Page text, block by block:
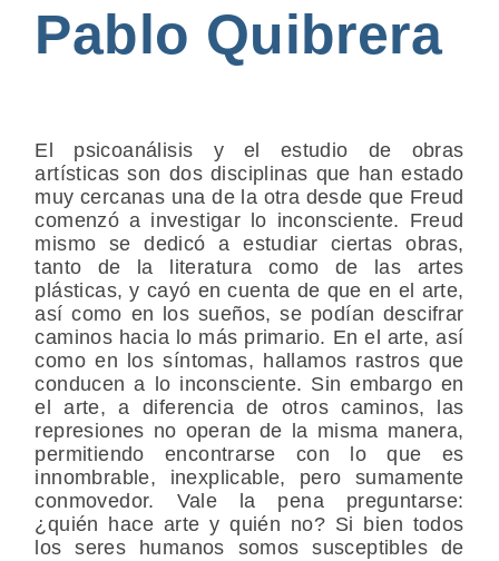
Pablo Quibrera
El psicoanálisis y el estudio de obras
artísticas son dos disciplinas que han estado
muy cercanas una de la otra desde que Freud
comenzó a investigar lo inconsciente. Freud
mismo se dedicó a estudiar ciertas obras,
tanto de la literatura como de las artes
plásticas, y cayó en cuenta de que en el arte,
así como en los sueños, se podían descifrar
caminos hacia lo más primario. En el arte, así
como en los síntomas, hallamos rastros que
conducen a lo inconsciente. Sin embargo en
el arte, a diferencia de otros caminos, las
represiones no operan de la misma manera,
permitiendo encontrarse con lo que es
innombrable, inexplicable, pero sumamente
conmovedor. Vale la pena preguntarse:
¿quién hace arte y quién no? Si bien todos
los seres humanos somos susceptibles de